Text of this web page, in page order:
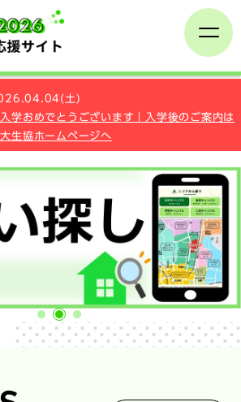
企画
土)
学おめでとうございます｜入学後のご案内は
生協ホームページへ
1 2 3